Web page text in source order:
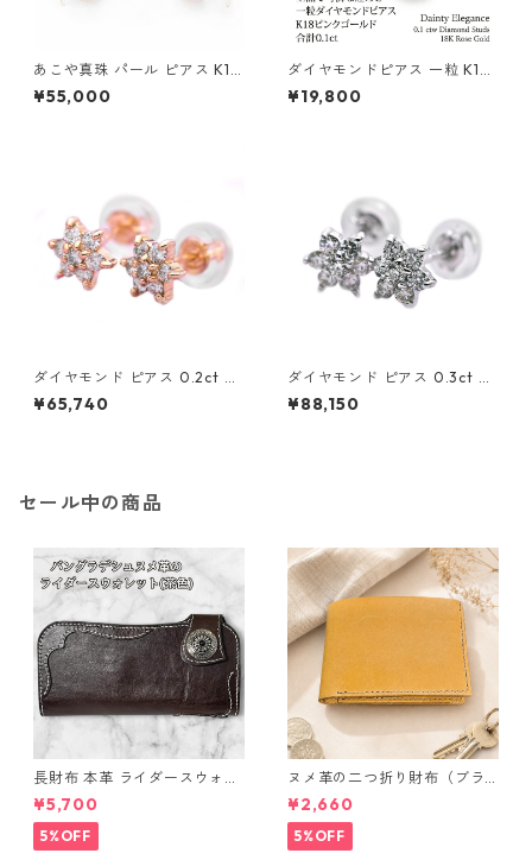
あこや真珠 パール ピアス K10
イエローゴールド ジプシー フ
ック ピアス 7mm 7ミリ珠 ア
¥55,000
ダイヤモンドピアス 一粒 K18
ピンクゴールド 合計0.1ct ス
タッドピアス おしゃれ シンプ
¥19,800
ダイヤモンド ピアス 0.2ct K1
8 イエローゴールド 0.2カラッ
ト 花 フラワーモチーフ ピアス
¥65,740
ダイヤモンド ピアス 0.3ct K1
8 ホワイトゴールド 0.3カラッ
ト 花 フラワーモチーフ ピアス
¥88,150
セール中の商品
長財布 本革 ライダースウォレ
ット 国産 ヌメ革 ブラウン バ
ングラデシュ l175 レザー 革財
布 ハンドメイド 経年変化
¥5,700
5%OFF
ヌメ革の二つ折り財布（ブラ
ウン系）
¥2,660
5%OFF